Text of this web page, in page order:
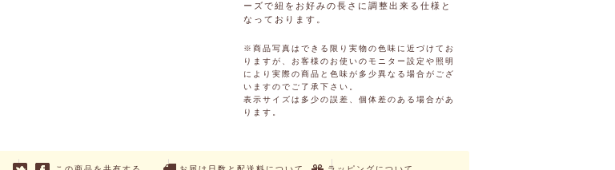
ーズで紐をお好みの長さに調整出来る仕様と
なっております。
※商品写真はできる限り実物の色味に近づけてお
りますが、お客様のお使いのモニター設定や照明
により実際の商品と色味が多少異なる場合がござ
いますのでご了承下さい。
表示サイズは多少の誤差、個体差のある場合があ
ります。